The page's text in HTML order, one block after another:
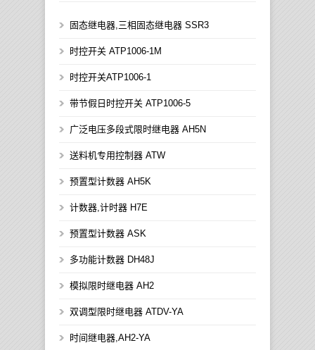
固态继电器,三相固态继电器 SSR3
时控开关 ATP1006-1M
时控开关ATP1006-1
带节假日时控开关 ATP1006-5
广泛电压多段式限时继电器 AH5N
送料机专用控制器 ATW
预置型计数器 AH5K
计数器,计时器 H7E
预置型计数器 ASK
多功能计数器 DH48J
模拟限时继电器 AH2
双调型限时继电器 ATDV-YA
时间继电器,AH2-YA